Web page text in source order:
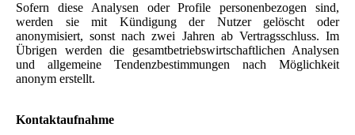
Sofern diese Analysen oder Profile personenbezogen sind,
werden sie mit Kündigung der Nutzer gelöscht oder
anonymisiert, sonst nach zwei Jahren ab Vertragsschluss. Im
Übrigen werden die gesamtbetriebswirtschaftlichen Analysen
und allgemeine Tendenzbestimmungen nach Möglichkeit
anonym erstellt.
Kontaktaufnahme